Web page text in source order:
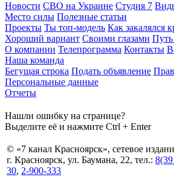
Новости СВО на Украине Студия 7
Место силы Полезные статьи
Проекты Ты топ-модель Как закалялся
Хороший вариант Своими глазами
О компании Телепрограмма Контакты
Наша команда
Бегущая строка Подать объявление
Персональные данные
Отчеты
Нашли ошибку на странице?
Выделите её и нажмите Ctrl + Enter
© «7 канал Красноярск», сетевое
г. Красноярск, ул. Баумана, 22, тел.:
30, 2-900-333